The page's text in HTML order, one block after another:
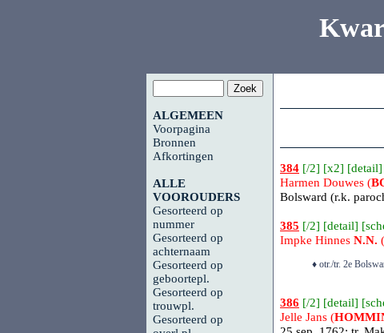
ALGEMEEN
Voorpagina
Bronnen
Afkortingen
ALLE
VOOROUDERS
Gesorteerd op
nummer
Gesorteerd op
achternaam
Gesorteerd op
geboortepl.
Gesorteerd op
trouwpl.
Gesorteerd op
384 [/2] [x2] [detail]
Harmen Douwes (
Bolsward (r.k.
385 [/2] [detail] [
Impke Hinnes N.N.
♦ otr./tr. 2e
386 [/2] [detail] [
Jelle Jans (